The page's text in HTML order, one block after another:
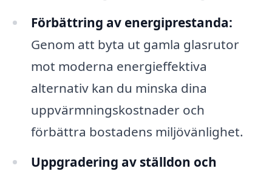
Förbättring av energiprestanda:
Genom att byta ut gamla glasrutor
mot moderna energieffektiva
alternativ kan du minska dina
uppvärmningskostnader och
förbättra bostadens miljövänlighet.
Uppgradering av ställdon och